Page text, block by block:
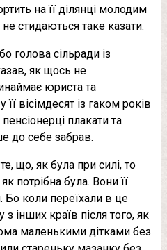
на її ділянці молодим
стидаються таке казати.
голова сільради із
як щось не
юриста та
вісімдесят із гаком років
плакати та
до себе забрав.
що, як була при силі, то
потрібна була. Вони її
коли переїхали в це
інших країв після того, як
маленькими дітками без